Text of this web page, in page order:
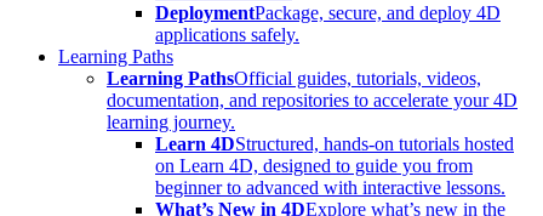
DeploymentPackage, secure, and deploy 4D
applications safely.
Learning Paths
Learning PathsOfficial guides, tutorials, videos,
documentation, and repositories to accelerate your 4D
learning journey.
Learn 4DStructured, hands-on tutorials hosted
on Learn 4D, designed to guide you from
beginner to advanced with interactive lessons.
What’s New in 4DExplore what’s new in the